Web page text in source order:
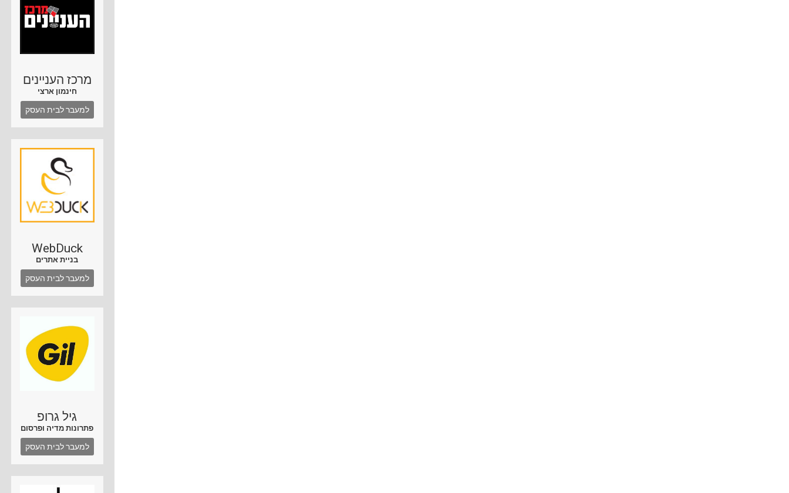
מרכז העניינים
חינמון ארצי
למעבר לבית העסק
WebDuck
בניית אתרים
למעבר לבית העסק
גיל גרופ
פתרונות מדיה ופרסום
למעבר לבית העסק